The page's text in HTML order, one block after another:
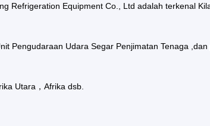
Refrigeration Equipment Co., Ltd adalah terkenal
Pengudaraan Udara Segar Penjimatan Tenaga
Utara，Afrika dsb.